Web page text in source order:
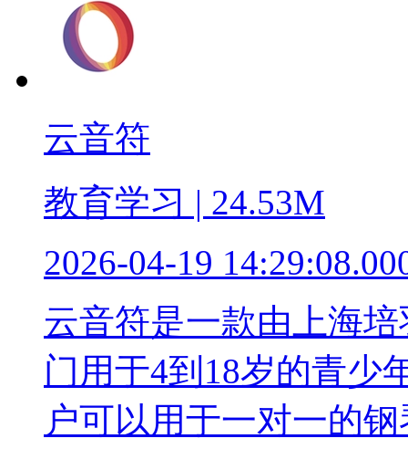
云音符
教育学习 | 24.53M
2026-04-19
云音符是一款由上海
门用于4到18岁的青少
户可以用于一对一的